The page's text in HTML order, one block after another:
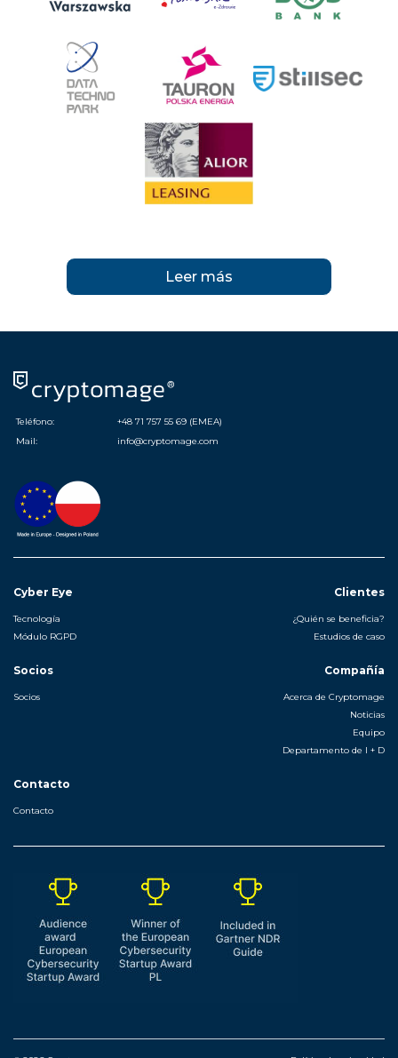
Leer más
Teléfono:
+48 71 757 55 69 (EMEA)
Mail:
info@cryptomage.com
Cyber Eye
Tecnología
Módulo RGPD
Clientes
¿Quién se beneficia?
Estudios de caso
Socios
Socios
Compañía
Acerca de Cryptomage
Noticias
Equipo
Departamento de I + D
Contacto
Contacto